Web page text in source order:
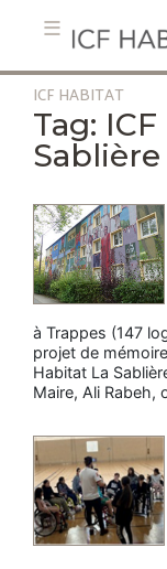
Aller
contenu
ICF HABITAT
Sablière
à Trappes (147
projet de
Habitat La
Maire, Ali Rabeh,